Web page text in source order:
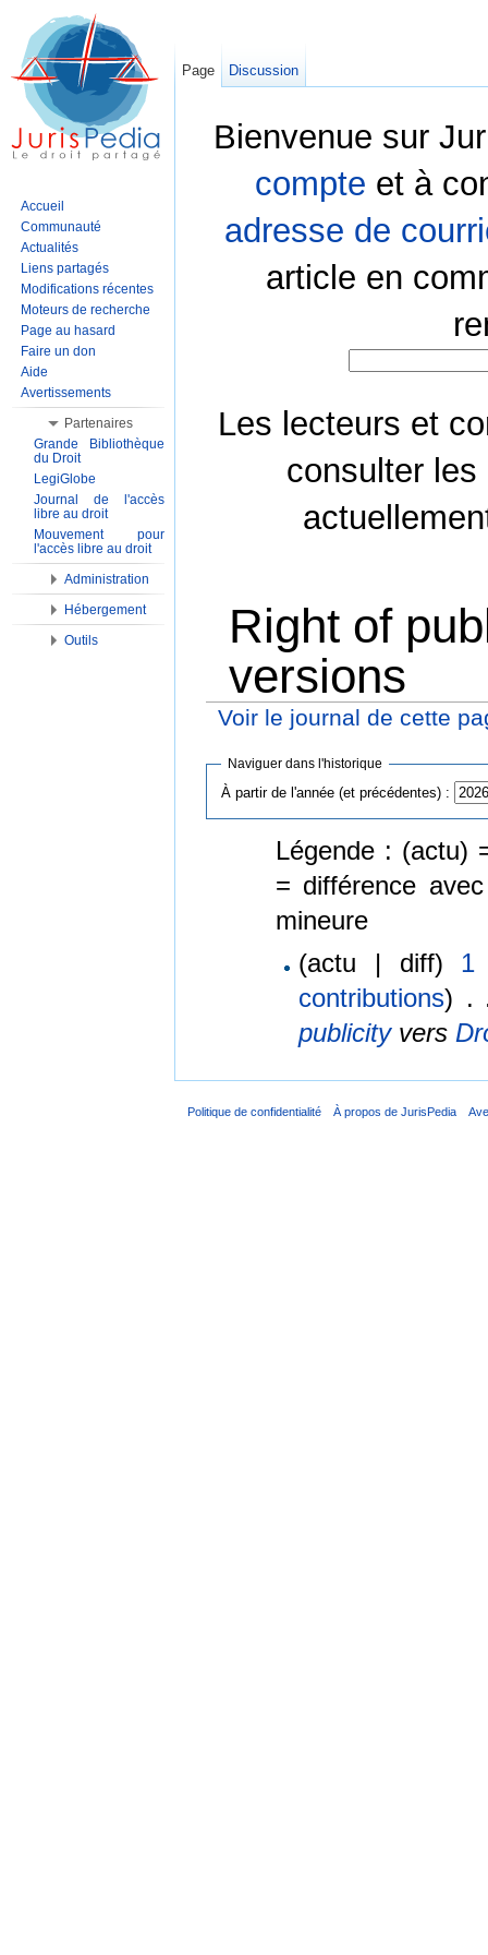
Bienvenue sur
compte et à
adresse de
article en
Les lecteurs et
consulter les
Right of
versions
Voir le journal de cette
Naviguer dans l'historique
À partir de l'année (et précédentes) :
Légende : (actu)
= différence
mineure
(actu | diff)
1
contributions) .
publicityvers
Page Discussion
Accueil
Communauté
Actualités
Liens partagés
Modifications récentes
Moteurs de recherche
Page au hasard
Faire un don
Aide
Avertissements
Partenaires
Grande Bibliothèque
du Droit
LegiGlobe
Journal de l'accès
libre au droit
Mouvement pour
l'accès libre au droit
Administration
Hébergement
Outils
Politique de confidentialité À propos de JurisPedia